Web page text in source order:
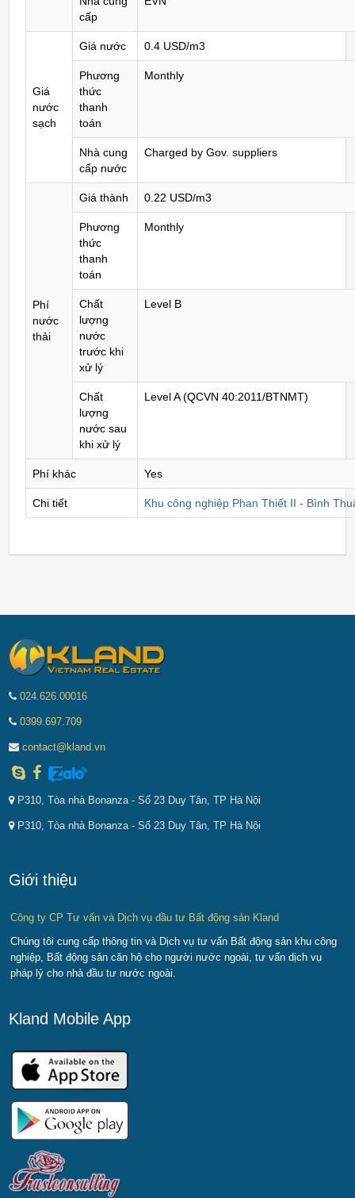
cấp
Giá
nước
sạch
Giá nước 0.4 USD/m3
Phương
thức
thanh
toán
Monthly
Nhà cung
cấp nước
Charged by Gov. suppliers
Phí
nước
thải
Giá thành 0.22 USD/m3
Phương
thức
thanh
toán
Monthly
Chất
lượng
nước
trước khi
xử lý
Level B
Chất
lượng
nước sau
khi xử lý
Level A (QCVN 40:2011/BTNMT)
Phí khác Yes
Chi tiết Khu công nghiệp Phan Thiết II - Bình
024.626.00016
0399.697.709
contact@kland.vn
P310, Tòa nhà Bonanza - Số 23 Duy Tân, TP Hà Nội
P310, Tòa nhà Bonanza - Số 23 Duy Tân, TP Hà Nội
Giới thiệu
Công ty CP Tư vấn và Dịch vụ đầu tư Bất động sản Kland
Chúng tôi cung cấp thông tin và Dịch vụ tư vấn Bất động sản khu công
nghiệp, Bất động sản căn hộ cho người nước ngoài, tư vấn dịch vụ
pháp lý cho nhà đầu tư nước ngoài.
Kland Mobile App